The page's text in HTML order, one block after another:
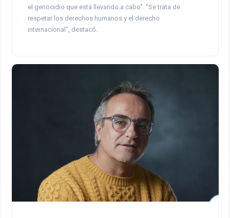
el genocidio que está llevando a cabo”. “Se trata de
respetar los derechos humanos y el derecho
internacional”, destacó.